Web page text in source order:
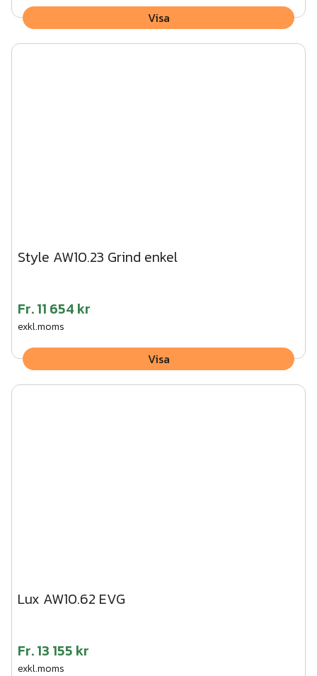
Visa
Style AW10.23 Grind enkel
Fr.11 654 kr
exkl.moms
Visa
Lux AW10.62 EVG
Fr.13 155 kr
exkl.moms